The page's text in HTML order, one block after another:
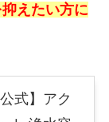
えたい方に
式】アク